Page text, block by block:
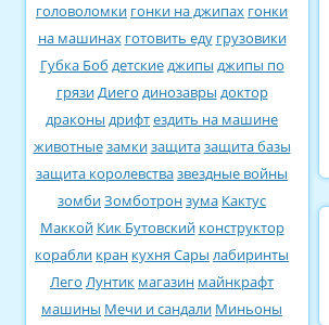
головоломки гонки на джипах гонки
на машинах готовить еду грузовики
Губка Боб детскиеджипы джипы по
грязиДиего динозавры доктор
драконы дрифтездить на машине
животныезамкизащитазащита базы
защита королевствазвездные войны
зомбиЗомботронзума Кактус
Маккой Кик Бутовский конструктор
корабли кран кухня Сары лабиринты
Лего Лунтик магазин майнкрафт
машины Мечи и сандали Миньоны